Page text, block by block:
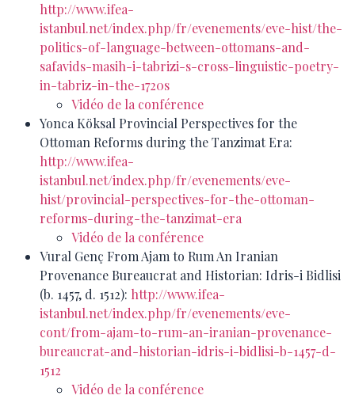
http://www.ifea-
istanbul.net/index.php/fr/evenements/eve-hist/the-
politics-of-language-between-ottomans-and-
safavids-masih-i-tabrizi-s-cross-linguistic-poetry-
in-tabriz-in-the-1720s
Vidéo de la conférence
Yonca Köksal Provincial Perspectives for the
Ottoman Reforms during the Tanzimat Era:
http://www.ifea-
istanbul.net/index.php/fr/evenements/eve-
hist/provincial-perspectives-for-the-ottoman-
reforms-during-the-tanzimat-era
Vidéo de la conférence
Vural Genç From Ajam to Rum An Iranian
Provenance Bureaucrat and Historian: Idris-i Bidlisi
(b. 1457, d. 1512): http://www.ifea-
istanbul.net/index.php/fr/evenements/eve-
cont/from-ajam-to-rum-an-iranian-provenance-
bureaucrat-and-historian-idris-i-bidlisi-b-1457-d-
1512
Vidéo de la conférence